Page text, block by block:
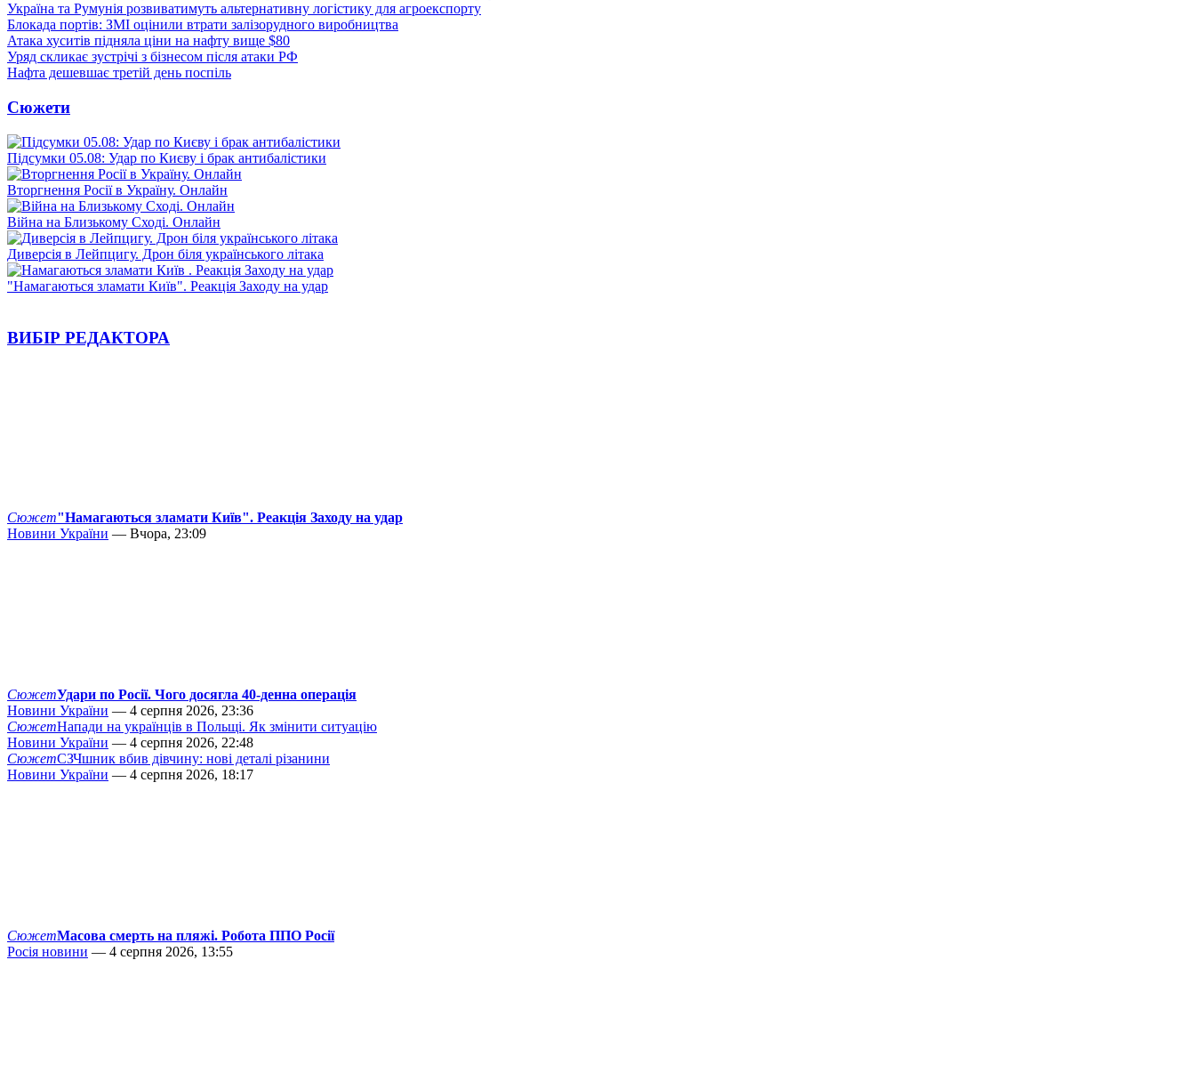
Україна та Румунія розвиватимуть альтернативну логістику для агроекспорту
Блокада портів: ЗМІ оцінили втрати залізорудного виробництва
Атака хуситів підняла ціни на нафту вище $80
Уряд скликає зустрічі з бізнесом після атаки РФ
Нафта дешевшає третій день поспіль
Сюжети
Підсумки 05.08: Удар по Києву і брак антибалістики
Вторгнення Росії в Україну. Онлайн
Війна на Близькому Сході. Онлайн
Диверсія в Лейпцигу. Дрон біля українського літака
"Намагаються зламати Київ". Реакція Заходу на удар
ВИБІР РЕДАКТОРА
Сюжет"Намагаються зламати Київ". Реакція Заходу на удар
Новини України — Вчора, 23:09
СюжетУдари по Росії. Чого досягла 40-денна операція
Новини України — 4 серпня 2026, 23:36
СюжетНапади на українців в Польщі. Як змінити ситуацію
Новини України — 4 серпня 2026, 22:48
СюжетСЗЧшник вбив дівчину: нові деталі різанини
Новини України — 4 серпня 2026, 18:17
СюжетМасова смерть на пляжі. Робота ППО Росії
Росія новини — 4 серпня 2026, 13:55